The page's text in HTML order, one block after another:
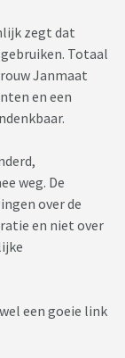
zegt dat
Totaal
Janmaat
en een
weg. De
over de
en niet over
een goeie link